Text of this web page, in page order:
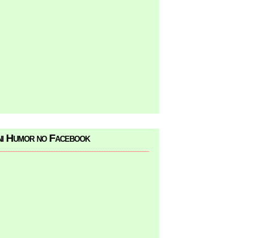
Humor no Facebook